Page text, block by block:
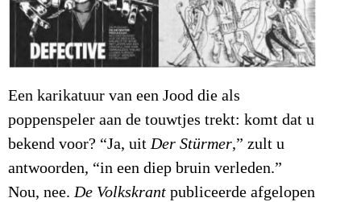
Een karikatuur van een Jood die als
poppenspeler aan de touwtjes trekt: komt dat u
bekend voor? “Ja, uitDer Stürmer,” zult u
antwoorden, “in een diep bruin verleden.”
Nou, nee.De Volkskrant publiceerde afgelopen